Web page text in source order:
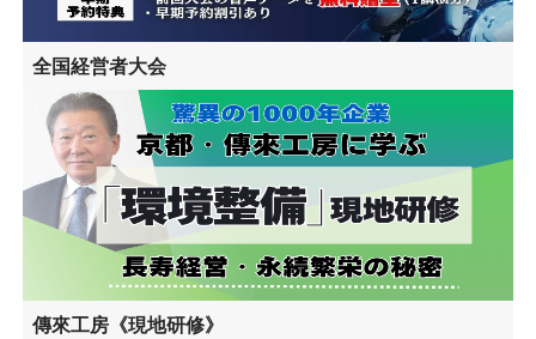
はじめての方へ
ご相談・お見積
全国経営者大会
傳來工房《現地研修》